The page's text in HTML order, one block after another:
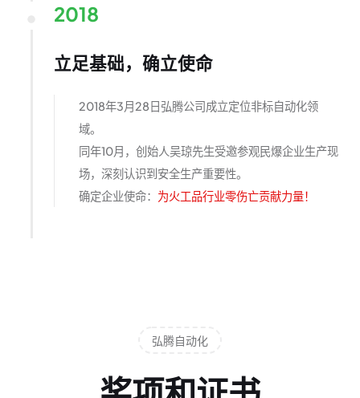
2018
立足基础，确立使命
2018年3月28日弘腾公司成立定位非标自动化领
域。
同年10月，创始人吴琼先生受邀参观民爆企业生产现
场，深刻认识到安全生产重要性。
确定企业使命： 为火工品行业零伤亡贡献力量！
弘腾自动化